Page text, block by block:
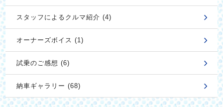
スタッフによるクルマ紹介 (4)
オーナーズボイス (1)
試乗のご感想 (6)
納車ギャラリー (68)